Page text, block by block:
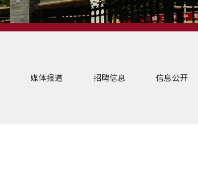
媒体报道 招聘信息 信息公开